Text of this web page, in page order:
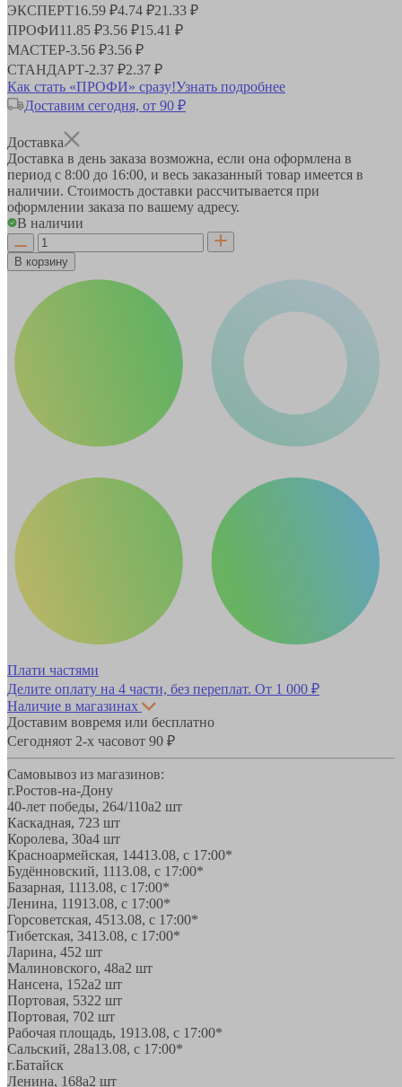
ЭКСПЕРТ16.59 ₽4.74 ₽21.33 ₽
ПРОФИ11.85 ₽3.56 ₽15.41 ₽
МАСТЕР-3.56 ₽3.56 ₽
СТАНДАРТ-2.37 ₽2.37 ₽
Как стать «ПРОФИ» сразу!Узнать подробнее
Доставим сегодня, от 90 ₽
Доставка
Доставка в день заказа возможна, если она оформлена в
период с 8:00 до 16:00, и весь заказанный товар имеется в
наличии. Стоимость доставки рассчитывается при
оформлении заказа по вашему адресу.
В наличии
В корзину
Плати частями
Делите оплату на 4 части, без переплат. От 1 000 ₽
Наличие в магазинах
Доставим вовремя или бесплатно
Сегодняот 2-х часовот 90 ₽
Самовывоз из магазинов:
г.Ростов-на-Дону
40-лет победы, 264/110а2 шт
Каскадная, 723 шт
Королева, 30а4 шт
Красноармейская, 14413.08, с 17:00*
Будённовский, 1113.08, с 17:00*
Базарная, 1113.08, с 17:00*
Ленина, 11913.08, с 17:00*
Горсоветская, 4513.08, с 17:00*
Тибетская, 3413.08, с 17:00*
Ларина, 452 шт
Малиновского, 48а2 шт
Нансена, 152а2 шт
Портовая, 5322 шт
Портовая, 702 шт
Рабочая площадь, 1913.08, с 17:00*
Сальский, 28a13.08, с 17:00*
г.Батайск
Ленина, 168а2 шт